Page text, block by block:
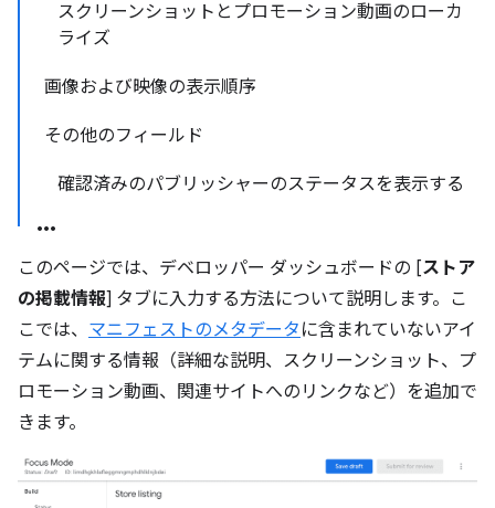
スクリーンショットとプロモーション動画のローカ
ライズ
画像および映像の表示順序
その他のフィールド
確認済みのパブリッシャーのステータスを表示する
このページでは、デベロッパー ダッシュボードの [ストア
の掲載情報] タブに入力する方法について説明します。こ
こでは、 マニフェストのメタデータ に含まれていないアイ
テムに関する情報（詳細な説明、スクリーンショット、プ
ロモーション動画、関連サイトへのリンクなど）を追加で
きます。